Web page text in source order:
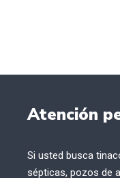
Atención
Si usted busca
sépticas, pozos de